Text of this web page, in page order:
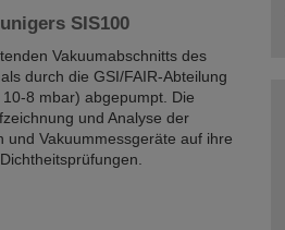
SIS100
Vakuumabschnitts des
durch die GSI/FAIR-Abteilung
10-8 mbar) abgepumpt. Die
und Analyse der
und Vakuummessgeräte auf ihre